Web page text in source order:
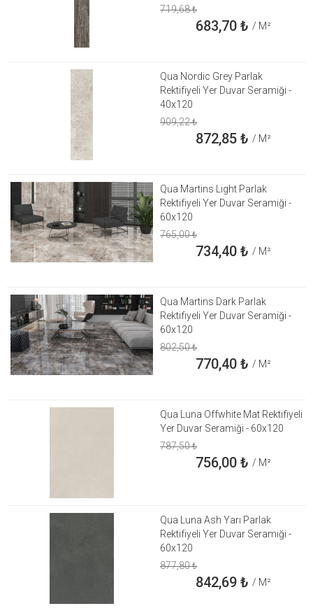
719,68₺
683,70₺ / M²
Qua Nordic Grey Parlak
Rektifiyeli Yer Duvar Seramiği -
40x120
909,22₺
872,85₺ / M²
Qua Martins Light Parlak
Rektifiyeli Yer Duvar Seramiği -
60x120
765,00₺
734,40₺ / M²
Qua Martins Dark Parlak
Rektifiyeli Yer Duvar Seramiği -
60x120
802,50₺
770,40₺ / M²
Qua Luna Offwhite Mat Rektifiyeli
Yer Duvar Seramiği - 60x120
787,50₺
756,00₺ / M²
Qua Luna Ash Yarı Parlak
Rektifiyeli Yer Duvar Seramiği -
60x120
877,80₺
842,69₺ / M²